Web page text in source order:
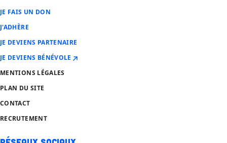
JE FAIS UN DON
J'ADHÈRE
JE DEVIENS PARTENAIRE
JE DEVIENS BÉNÉVOLE
MENTIONS LÉGALES
PLAN DU SITE
CONTACT
RECRUTEMENT